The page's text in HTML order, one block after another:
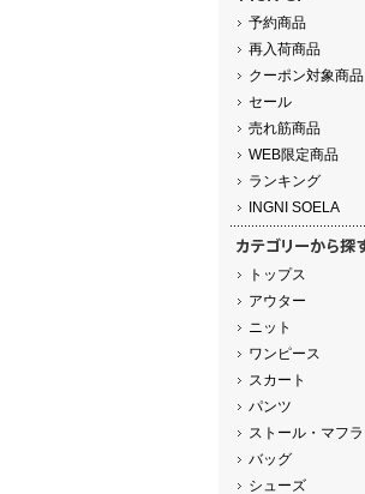
予約商品
再入荷商品
クーポン対象商品
セール
売れ筋商品
WEB限定商品
ランキング
INGNI SOELA
トップス
アウター
ニット
ワンピース
スカート
パンツ
ストール・マフ
バッグ
シューズ